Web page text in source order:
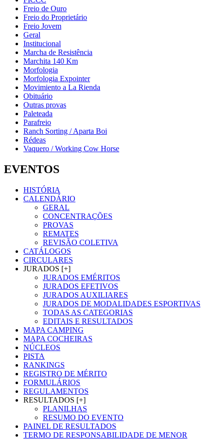
Freio de Ouro
Freio do Proprietário
Freio Jovem
Geral
Institucional
Marcha de Resistência
Marchita 140 Km
Morfologia
Morfologia Expointer
Movimiento a La Rienda
Obituário
Outras provas
Paleteada
Parafreio
Ranch Sorting / Aparta Boi
Rédeas
Vaquero / Working Cow Horse
EVENTOS
HISTÓRIA
CALENDÁRIO
GERAL
CONCENTRAÇÕES
PROVAS
REMATES
REVISÃO COLETIVA
CATÁLOGOS
CIRCULARES
JURADOS [+]
JURADOS EMÉRITOS
JURADOS EFETIVOS
JURADOS AUXILIARES
JURADOS DE MODALIDADES ESPORTIVAS
TODAS AS CATEGORIAS
EDITAIS E RESULTADOS
MAPA CAMPING
MAPA COCHEIRAS
NÚCLEOS
PISTA
RANKINGS
REGISTRO DE MÉRITO
FORMULÁRIOS
REGULAMENTOS
RESULTADOS [+]
PLANILHAS
RESUMO DO EVENTO
PAINEL DE RESULTADOS
TERMO DE RESPONSABILIDADE DE MENOR